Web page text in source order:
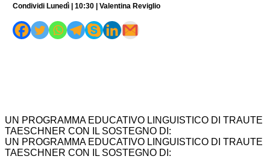
Condividi Lunedì | 10:30 | Valentina Reviglio
UN PROGRAMMA EDUCATIVO LINGUISTICO DI TRAUTE
TAESCHNER CON IL SOSTEGNO DI:
UN PROGRAMMA EDUCATIVO LINGUISTICO DI TRAUTE
TAESCHNER CON IL SOSTEGNO DI: